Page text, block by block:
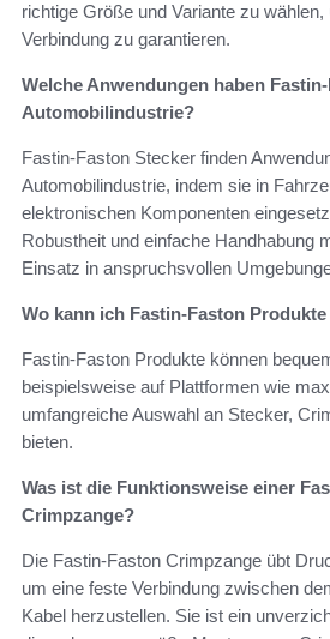
richtige Größe und Variante zu
Verbindung zu garantieren.
Welche Anwendungen haben
Automobilindustrie?
Fastin-Faston Stecker finden
Automobilindustrie, indem sie in
elektronischen Komponenten
Robustheit und einfache Handhabung
Einsatz in anspruchsvollen
Wo kann ich Fastin-Faston
Fastin-Faston Produkte können
beispielsweise auf Plattformen wie
umfangreiche Auswahl an Stecker,
bieten.
Was ist die Funktionsweise einer
Crimpzange?
Die Fastin-Faston Crimpzange übt
um eine feste Verbindung zwischen
Kabel herzustellen. Sie ist ein